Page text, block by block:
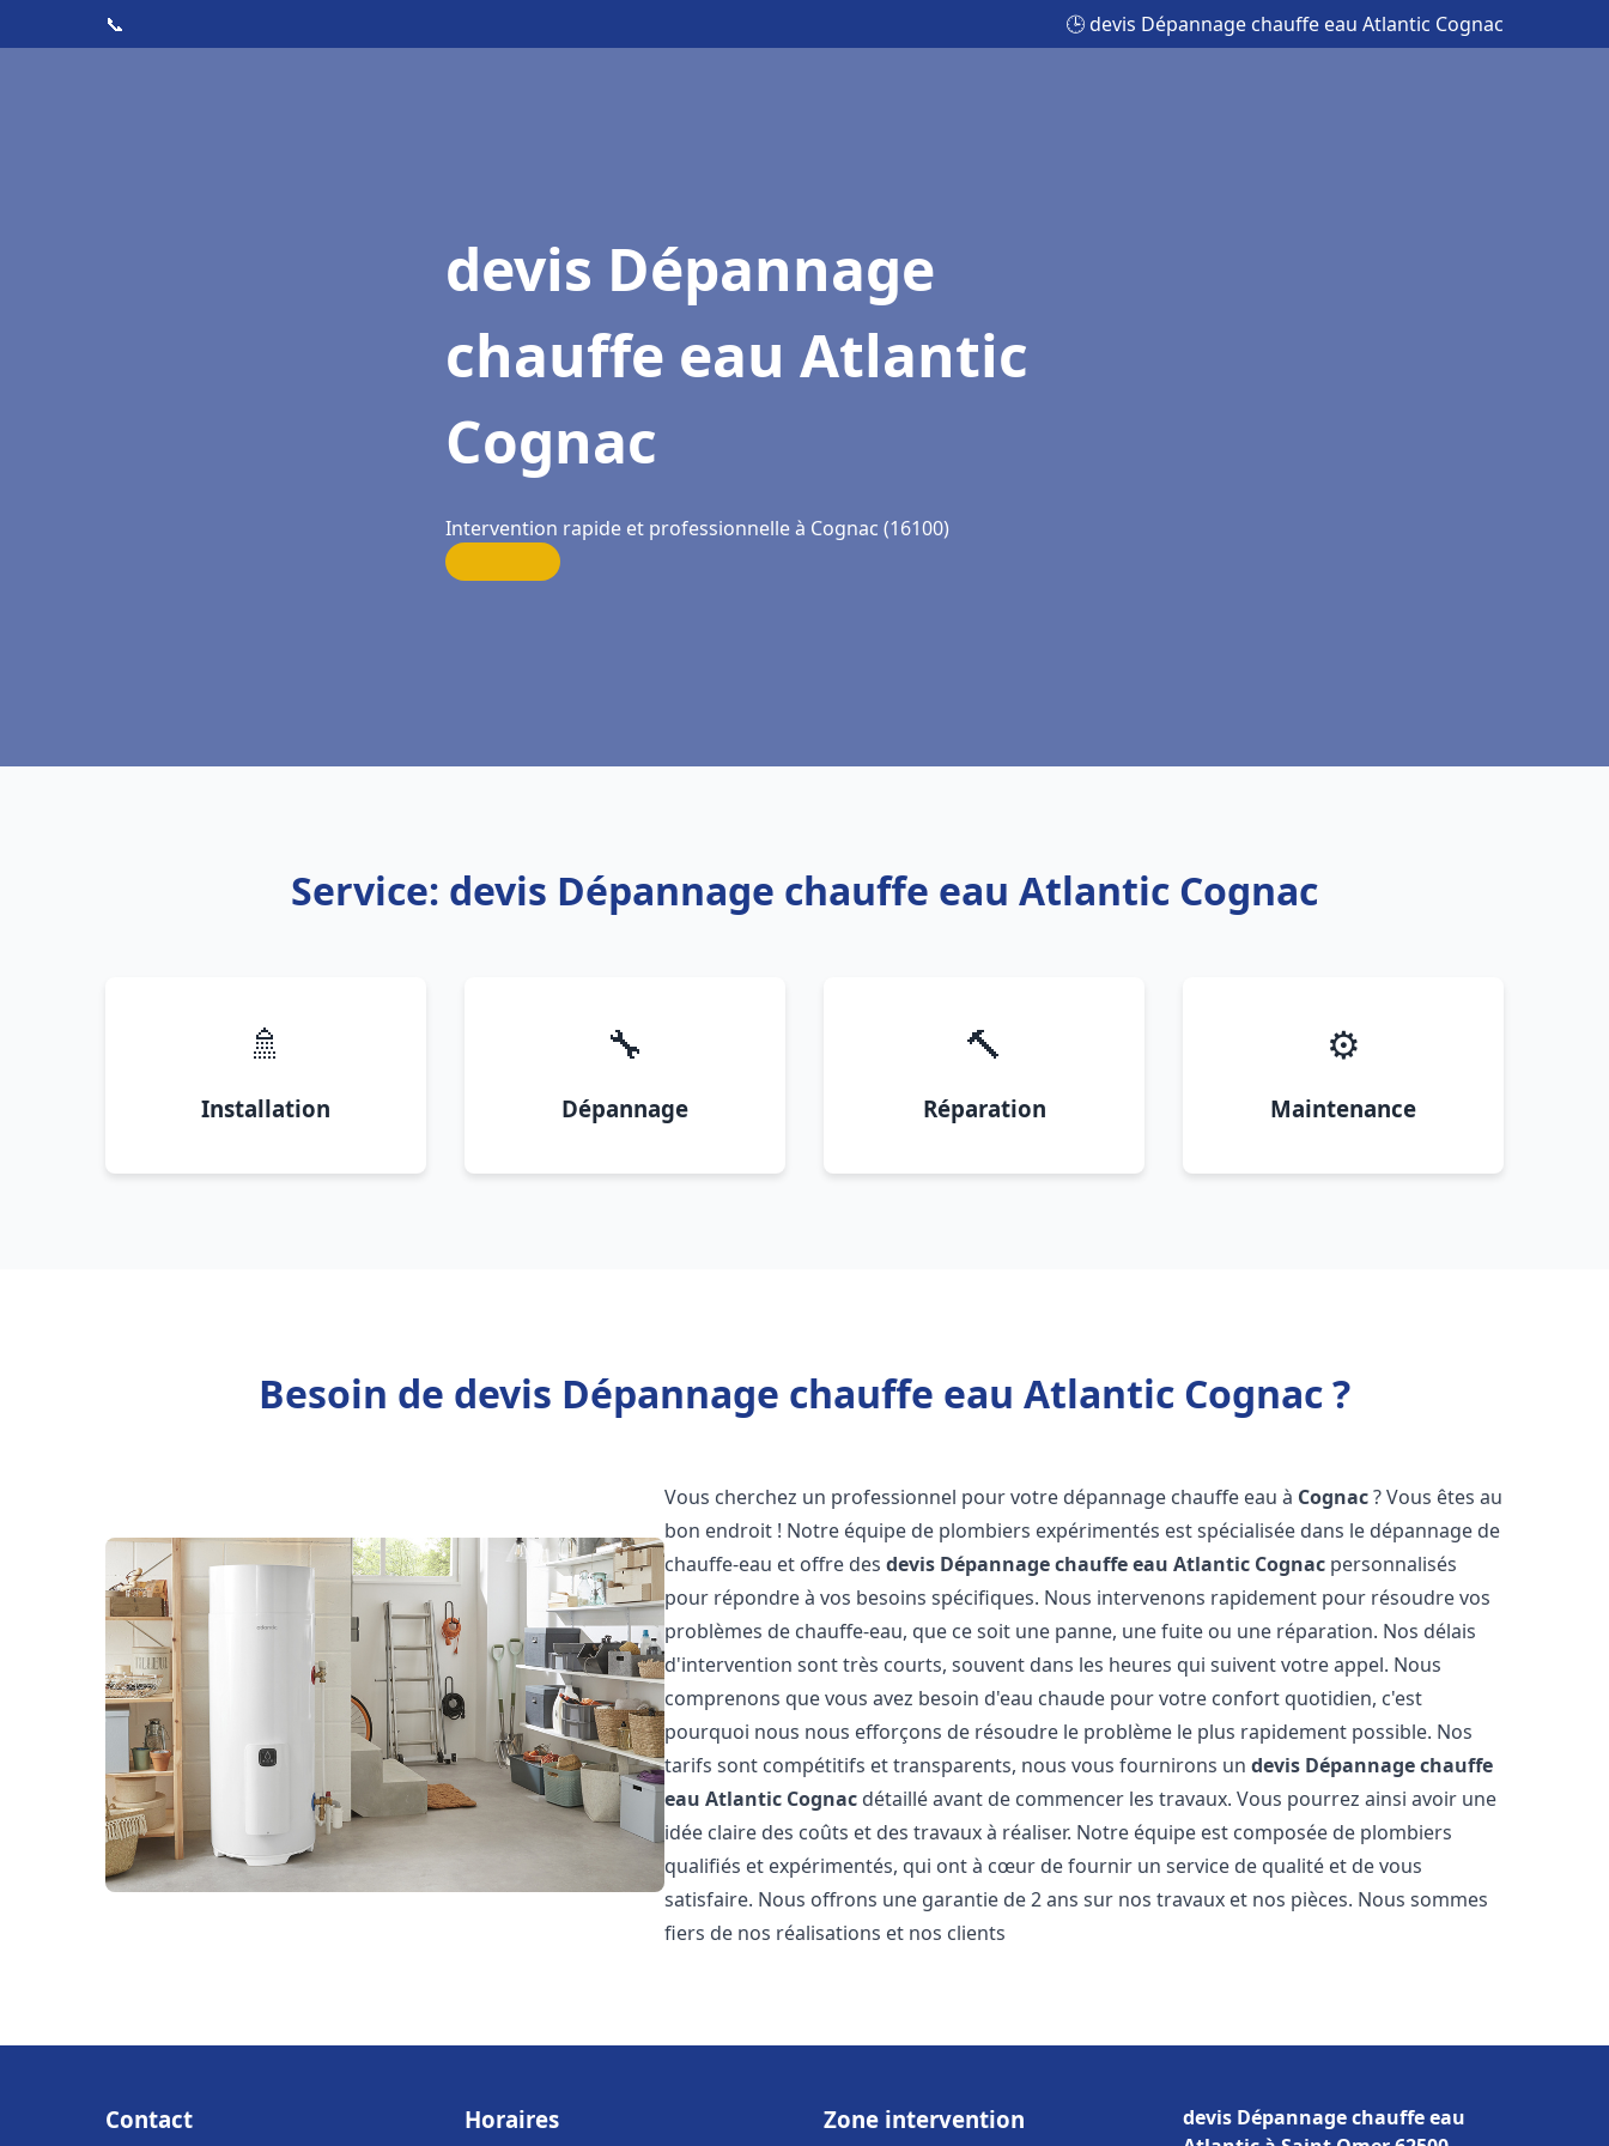
📞 🕒 devis Dépannage chauffe eau Atlantic Cognac
devis Dépannage
chauffe eau Atlantic
Cognac
Intervention rapide et professionnelle à Cognac (16100)
Service: devis Dépannage chauffe eau Atlantic Cognac
🚿
Installation
🔧
Dépannage
🔨
Réparation
⚙️
Maintenance
Besoin de devis Dépannage chauffe eau Atlantic Cognac ?
Vous cherchez un professionnel pour votre dépannage chauffe eau à Cognac? Vous êtes au
bon endroit ! Notre équipe de plombiers expérimentés est spécialisée dans le dépannage de
chauffe-eau et offre desdevis Dépannage chauffe eau Atlantic Cognac personnalisés
pour répondre à vos besoins spécifiques. Nous intervenons rapidement pour résoudre vos
problèmes de chauffe-eau, que ce soit une panne, une fuite ou une réparation. Nos délais
d'intervention sont très courts, souvent dans les heures qui suivent votre appel. Nous
comprenons que vous avez besoin d'eau chaude pour votre confort quotidien, c'est
pourquoi nous nous efforçons de résoudre le problème le plus rapidement possible. Nos
tarifs sont compétitifs et transparents, nous vous fournirons undevis Dépannage chauffe
eau Atlantic Cognac détaillé avant de commencer les travaux. Vous pourrez ainsi avoir une
idée claire des coûts et des travaux à réaliser. Notre équipe est composée de plombiers
qualifiés et expérimentés, qui ont à cœur de fournir un service de qualité et de vous
satisfaire. Nous offrons une garantie de 2 ans sur nos travaux et nos pièces. Nous sommes
fiers de nos réalisations et nos clients
Contact Horaires Zone intervention
devis Dépannage chauffe eau